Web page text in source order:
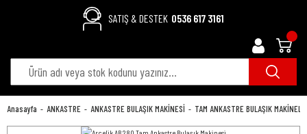
SATIŞ & DESTEK 0536 617 3161
Anasayfa ANKASTRE ANKASTRE BULAŞIK MAKİNESİ TAM ANKASTRE BULAŞIK